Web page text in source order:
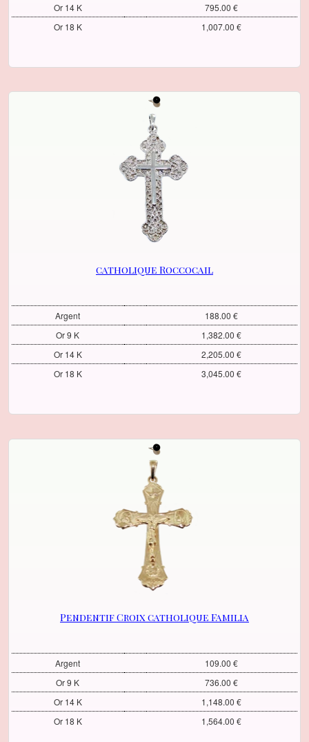
Or 14 K
795.00 €
Or 18 K
1,007.00 €
catholique Roccocail
Argent
188.00 €
Or 9 K
1,382.00 €
Or 14 K
2,205.00 €
Or 18 K
3,045.00 €
Pendentif Croix catholique Familia
Argent
109.00 €
Or 9 K
736.00 €
Or 14 K
1,148.00 €
Or 18 K
1,564.00 €